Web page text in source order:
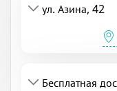
ул. Азина, 42
Бесплатная